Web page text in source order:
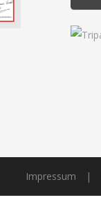
Impressum